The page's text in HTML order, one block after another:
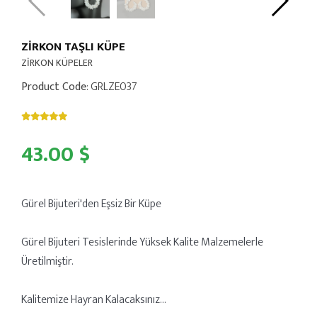
ZİRKON TAŞLI KÜPE
ZİRKON KÜPELER
Product Code: GRLZE037
43.00 $
Gürel Bijuteri'den Eşsiz Bir Küpe
Gürel Bijuteri Tesislerinde Yüksek Kalite Malzemelerle
Üretilmiştir.
Kalitemize Hayran Kalacaksınız...